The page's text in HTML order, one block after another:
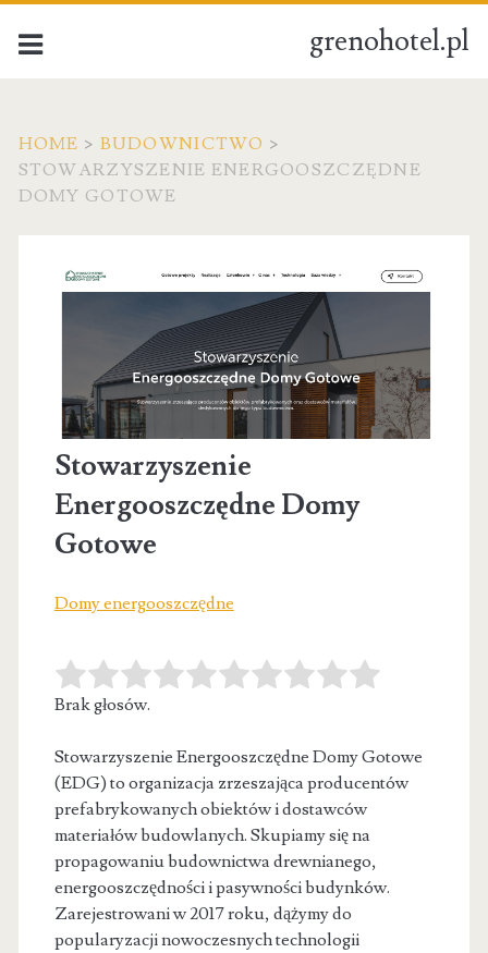
grenohotel.pl
HOME > BUDOWNICTWO >
STOWARZYSZENIE ENERGOOSZCZĘDNE
DOMY GOTOWE
Stowarzyszenie
Energooszczędne Domy
Gotowe
Domy energooszczędne
Brak głosów.
Stowarzyszenie Energooszczędne Domy Gotowe
(EDG) to organizacja zrzeszająca producentów
prefabrykowanych obiektów i dostawców
materiałów budowlanych. Skupiamy się na
propagowaniu budownictwadrewnianego,
energooszczędności i pasywności budynków.
Zarejestrowani w 2017 roku, dążymy do
popularyzacji nowoczesnych technologii